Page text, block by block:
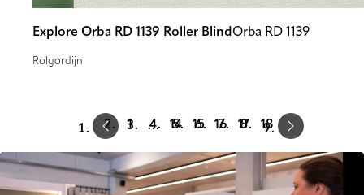
Explore Orba RD 1139 Roller BlindOrba RD 1139
Rolgordijn
Prev 1 … 14 15 16 17 18 Next